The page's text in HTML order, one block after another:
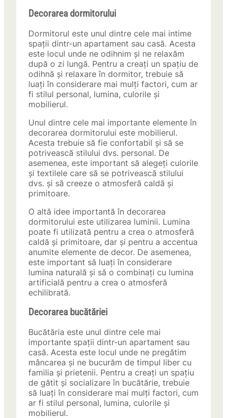
Decorarea dormitorului
Dormitorul este unul dintre cele mai intime
spații dintr-un apartament sau casă. Acesta
este locul unde ne odihnim și ne relaxăm
după o zi lungă. Pentru a creați un spațiu de
odihnă și relaxare în dormitor, trebuie să
luați în considerare mai mulți factori, cum ar
fi stilul personal, lumina, culorile și
mobilierul.
Unul dintre cele mai importante elemente în
decorarea dormitorului este mobilierul.
Acesta trebuie să fie confortabil și să se
potrivească stilului dvs. personal. De
asemenea, este important să alegeți culorile
și textilele care să se potrivească stilului
dvs. și să creeze o atmosferă caldă și
primitoare.
O altă idee importantă în decorarea
dormitorului este utilizarea luminii. Lumina
poate fi utilizată pentru a crea o atmosferă
caldă și primitoare, dar și pentru a accentua
anumite elemente de decor. De asemenea,
este important să luați în considerare
lumina naturală și să o combinați cu lumina
artificială pentru a crea o atmosferă
echilibrată.
Decorarea bucătăriei
Bucătăria este unul dintre cele mai
importante spații dintr-un apartament sau
casă. Acesta este locul unde ne pregătim
mâncarea și ne bucurăm de timpul liber cu
familia și prietenii. Pentru a creați un spațiu
de gătit și socializare în bucătărie, trebuie
să luați în considerare mai mulți factori, cum
ar fi stilul personal, lumina, culorile și
mobilierul.